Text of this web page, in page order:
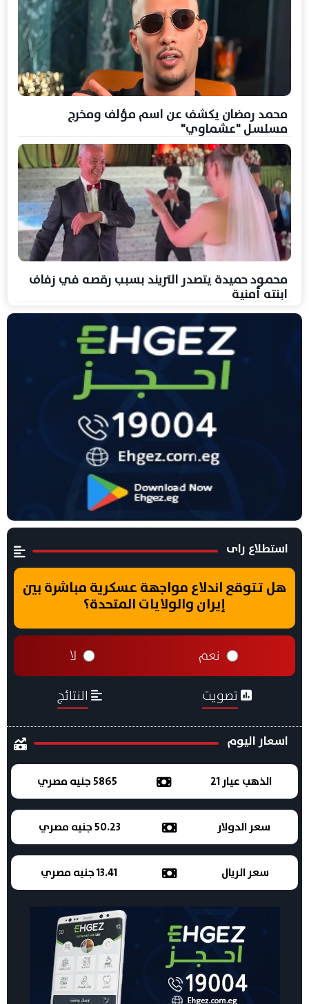
محمد رمضان يكشف عن اسم مؤلف ومخرج
مسلسل "عشماوي"
محمود حميدة يتصدر التريند بسبب رقصه في زفاف
ابنته أمنية
استطلاع راى
هل تتوقع اندلاع مواجهة عسكرية مباشرة بين
إيران والولايات المتحدة؟
نعم لا
تصويت النتائج
اسعار اليوم
الذهب عيار 21 5865 جنيه مصري
سعر الدولار 50.23 جنيه مصري
سعر الريال 13.41 جنيه مصري